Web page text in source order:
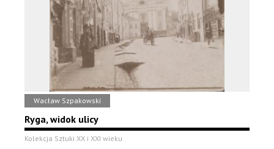
Wacław Szpakowski
Ryga, widok ulicy
Kolekcja Sztuki XX i XXI wieku